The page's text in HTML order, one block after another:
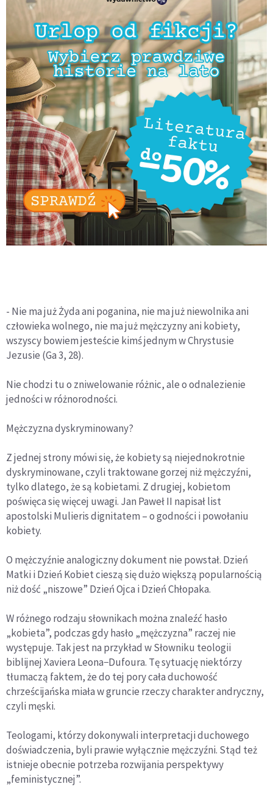
- Nie ma już Żyda ani poganina, nie ma już niewolnika ani
człowieka wolnego, nie ma już mężczyzny ani kobiety,
wszyscy bowiem jesteście kimś jednym w Chrystusie
Jezusie (Ga 3, 28).
Nie chodzi tu o zniwelowanie różnic, ale o odnalezienie
jedności w różnorodności.
Mężczyzna dyskryminowany?
Z jednej strony mówi się, że kobiety są niejednokrotnie
dyskryminowane, czyli traktowane gorzej niż mężczyźni,
tylko dlatego, że są kobietami. Z drugiej, kobietom
poświęca się więcej uwagi. Jan Paweł II napisał list
apostolski Mulieris dignitatem – o godności i powołaniu
kobiety.
O mężczyźnie analogiczny dokument nie powstał. Dzień
Matki i Dzień Kobiet cieszą się dużo większą popularnością
niż dość „niszowe” Dzień Ojca i Dzień Chłopaka.
W różnego rodzaju słownikach można znaleźć hasło
„kobieta”, podczas gdy hasło „mężczyzna” raczej nie
występuje. Tak jest na przykład w Słowniku teologii
biblijnej Xaviera Leona−Dufoura. Tę sytuację niektórzy
tłumaczą faktem, że do tej pory cała duchowość
chrześcijańska miała w gruncie rzeczy charakter andryczny,
czyli męski.
Teologami, którzy dokonywali interpretacji duchowego
doświadczenia, byli prawie wyłącznie mężczyźni. Stąd też
istnieje obecnie potrzeba rozwijania perspektywy
„feministycznej”.